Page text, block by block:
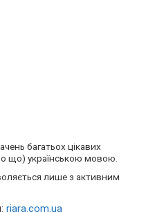
багатьох цікавих
що) українською мовою.
лише з активним
riara.com.ua